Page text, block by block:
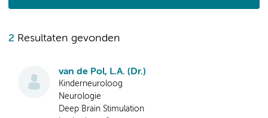
2 Resultaten gevonden
van de Pol, L.A. (Dr.)
Kinderneuroloog
Neurologie
Deep Brain Stimulation